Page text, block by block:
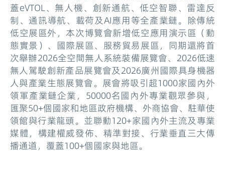
蓋eVTOL、無人機、創新通航、低空智聯、雷達反
制、通訊導航、載荷及AI應用等全產業鏈。除傳統
低空展區外，本次博覽會新增低空應用演示區（動
態實景）、國際展區、服務貿易展區，同期還將首
次舉辦2026全空間無人系統裝備展覽會、2026低速
無人駕駛創新產品展覽會及2026廣州國際具身機器
人與產業生態展覽會。展會將吸引超1000家國內外
領軍產業鏈企業，50000名國內外專業觀眾參與，
匯聚50+個國家和地區政府機構、外商協會、駐華使
領館與行業龍頭。並聯動120+家國內外主流及專業
媒體，構建權威發佈、精準對接、行業垂直三大傳
播通道，覆蓋100+個國家與地區。